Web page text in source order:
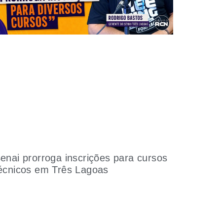
prorroga inscrições para cursos
em Três Lagoas